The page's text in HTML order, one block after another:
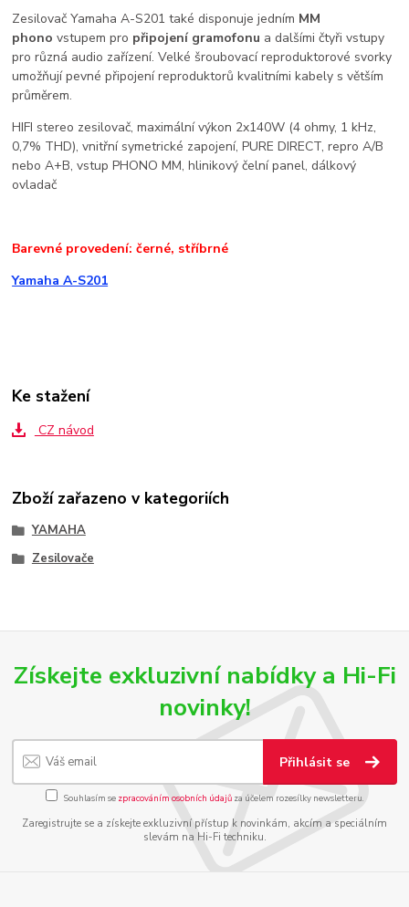
Zesilovač Yamaha A-S201 také disponuje jedním MM
phono vstupem pro připojení gramofonu a dalšími čtyři vstupy
pro různá audio zařízení. Velké šroubovací reproduktorové svorky
umožňují pevné připojení reproduktorů kvalitními kabely s větším
průměrem.
HIFI stereo zesilovač, maximální výkon 2x140W (4 ohmy, 1 kHz,
0,7% THD), vnitřní symetrické zapojení, PURE DIRECT, repro A/B
nebo A+B, vstup PHONO MM, hlinikový čelní panel, dálkový
ovladač
Barevné provedení: černé, stříbrné
Yamaha A-S201
Ke stažení
CZ návod
Zboží zařazeno v kategoriích
YAMAHA
Zesilovače
Získejte exkluzivní nabídky a Hi-Fi
novinky!
Přihlásit se
Souhlasím se zpracováním osobních údajůza účelem rozesílky newsletteru.
Zaregistrujte se a získejte exkluzivní přístup k novinkám, akcím a speciálním
slevám na Hi-Fi techniku.